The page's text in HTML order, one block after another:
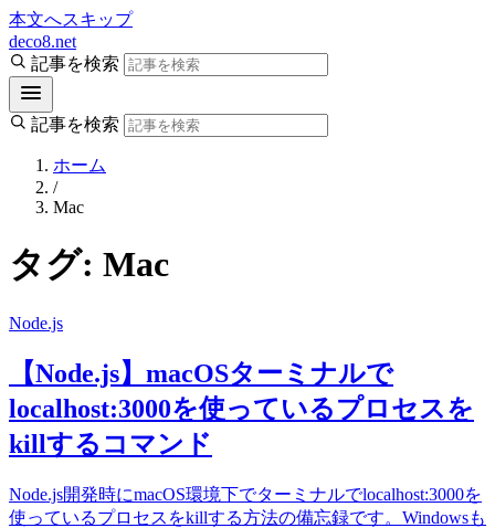
本文へスキップ
deco8.net
記事を検索
記事を検索
ホーム
/
Mac
タグ: Mac
Node.js
【Node.js】macOSターミナルで
localhost:3000を使っているプロセスを
killするコマンド
Node.js開発時にmacOS環境下でターミナルでlocalhost:3000を
使っているプロセスをkillする方法の備忘録です。Windowsも